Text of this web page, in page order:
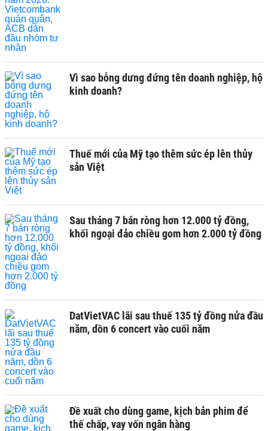
Vì sao bỗng dưng đứng tên doanh nghiệp, hộ
kinh doanh?
Thuế mới của Mỹ tạo thêm sức ép lên thủy
sản Việt
Sau tháng 7 bán ròng hơn 12.000 tỷ đồng,
khối ngoại đảo chiều gom hơn 2.000 tỷ đồng
DatVietVAC lãi sau thuế 135 tỷ đồng nửa đầu
năm, dồn 6 concert vào cuối năm
Đề xuất cho dùng game, kịch bản phim để
thế chấp, vay vốn ngân hàng